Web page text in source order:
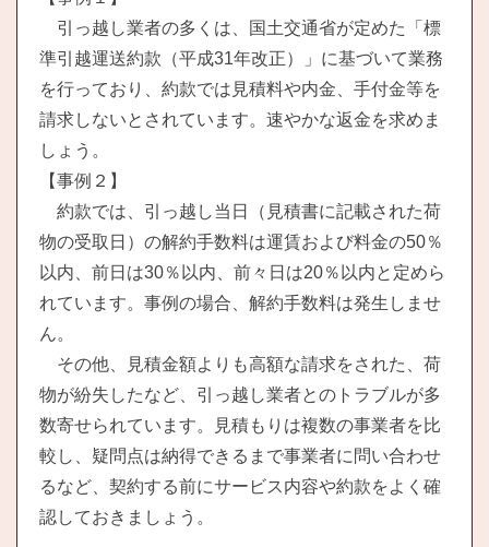
引っ越し業者の多くは、国土交通省が定めた「標
準引越運送約款（平成31年改正）」に基づいて業務
を行っており、約款では見積料や内金、手付金等を
請求しないとされています。速やかな返金を求めま
しょう。
【事例２】
約款では、引っ越し当日（見積書に記載された荷
物の受取日）の解約手数料は運賃および料金の50％
以内、前日は30％以内、前々日は20％以内と定めら
れています。事例の場合、解約手数料は発生しませ
ん。
その他、見積金額よりも高額な請求をされた、荷
物が紛失したなど、引っ越し業者とのトラブルが多
数寄せられています。見積もりは複数の事業者を比
較し、疑問点は納得できるまで事業者に問い合わせ
るなど、契約する前にサービス内容や約款をよく確
認しておきましょう。